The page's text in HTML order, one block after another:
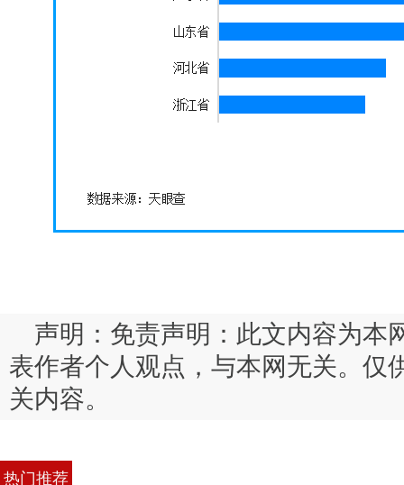
声明：免责声明：此文内容为本
表作者个人观点，与本网无关。仅
关内容。
热门推荐